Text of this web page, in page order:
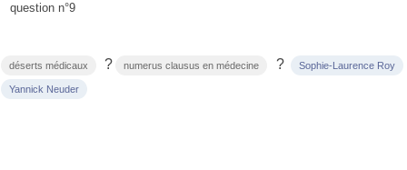
question n°9
déserts médicaux ? numerus clausus en médecine ? Sophie-Laurence Roy
Yannick Neuder